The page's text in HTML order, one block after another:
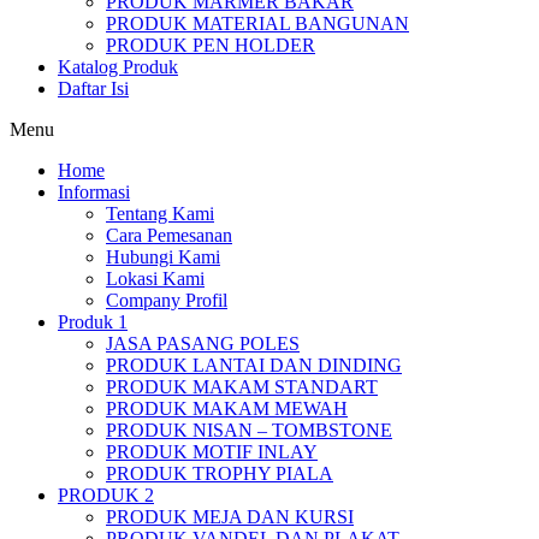
PRODUK MATERIAL BANGUNAN
PRODUK PEN HOLDER
Katalog Produk
Daftar Isi
Menu
Home
Informasi
Tentang Kami
Cara Pemesanan
Hubungi Kami
Lokasi Kami
Company Profil
Produk 1
JASA PASANG POLES
PRODUK LANTAI DAN DINDING
PRODUK MAKAM STANDART
PRODUK MAKAM MEWAH
PRODUK NISAN – TOMBSTONE
PRODUK MOTIF INLAY
PRODUK TROPHY PIALA
PRODUK 2
PRODUK MEJA DAN KURSI